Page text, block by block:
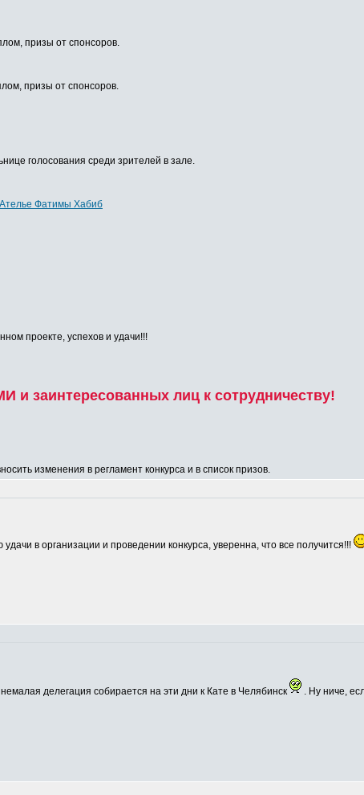
призы от спонсоров.
призы от спонсоров.
голосования среди зрителей в зале.
Ателье Фатимы Хабиб
проекте, успехов и удачи!!!
и заинтересованных лиц к сотрудничеству!
изменения в регламент конкурса и в список призов.
в организации и проведении конкурса, уверенна, что все получится!!!
делегация собирается на эти дни к Кате в Челябинск . Ну ниче,